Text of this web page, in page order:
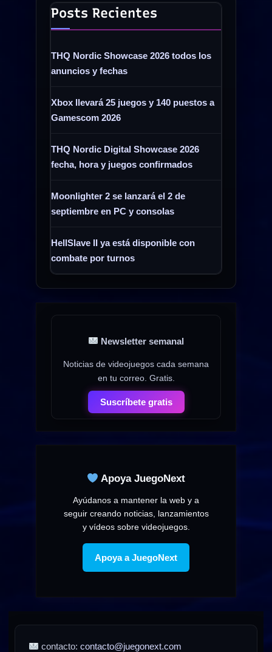
Posts Recientes
THQ Nordic Showcase 2026 todos los
anuncios y fechas
Xbox llevará 25 juegos y 140 puestos a
Gamescom 2026
THQ Nordic Digital Showcase 2026
fecha, hora y juegos confirmados
Moonlighter 2 se lanzará el 2 de
septiembre en PC y consolas
HellSlave II ya está disponible con
combate por turnos
Newsletter semanal
Noticias de videojuegos cada semana
en tu correo. Gratis.
Suscríbete gratis
Apoya JuegoNext
Ayúdanos a mantener la web y a
seguir creando noticias, lanzamientos
y vídeos sobre videojuegos.
Apoya a JuegoNext
contacto:contacto@juegonext.com